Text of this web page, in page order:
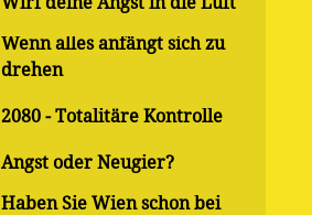
Wenn alles anfängt sich zu
drehen
2080 - Totalitäre Kontrolle
Angst oder Neugier?
Haben Sie Wien schon bei